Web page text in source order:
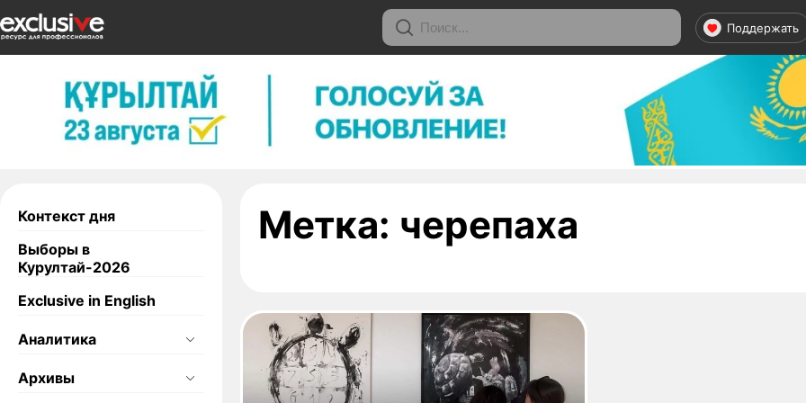
Поддержать
Контекст дня
Выборы в
Курултай-2026
Exclusive in English
Аналитика
Архивы
Метка: черепаха